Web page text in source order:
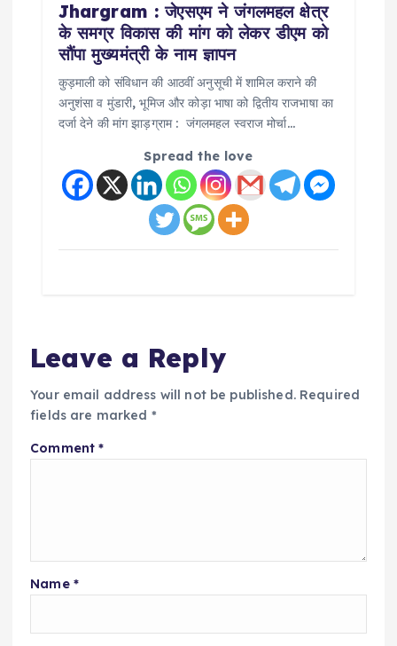
Jhargram : जेएसएम ने जंगलमहल क्षेत्र
के समग्र विकास की मांग को लेकर डीएम को
सौंपा मुख्यमंत्री के नाम ज्ञापन
कुड़माली को संविधान की आठवीं अनुसूची में शामिल कराने की
अनुशंसा व मुंडारी, भूमिज और कोड़ा भाषा को द्वितीय राजभाषा का
दर्जा देने की मांग झाड़ग्राम : जंगलमहल स्वराज मोर्चा…
Spread the love
Leave a Reply
Your email address will not be published. Required
fields are marked *
Comment*
Name *